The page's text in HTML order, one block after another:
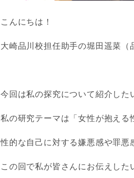
こんにちは！
大崎品川校担任助手の堀田遥菜
今回は私の探究について紹介した
私の研究テーマは「女性が抱える
性的な自己に対する嫌悪感や罪悪
この回で私が皆さんにお伝えした